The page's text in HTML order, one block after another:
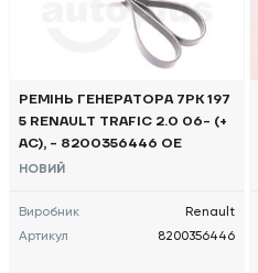
РЕМІНЬ ГЕНЕРАТОРА 7PK 197
5 RENAULT TRAFIC 2.0 06- (+
AC), - 8200356446 OE
НОВИЙ
Виробник
Renault
Артикул
8200356446